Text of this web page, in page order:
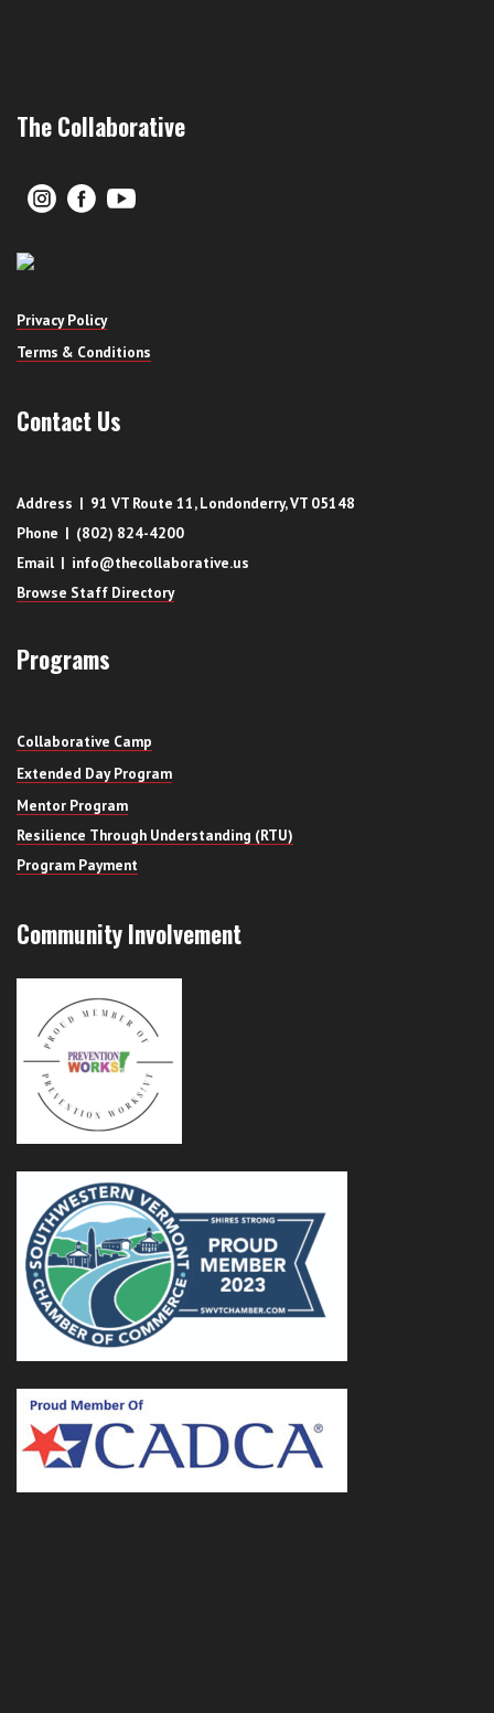
The Collaborative
Privacy Policy
Terms & Conditions
Contact Us
Address | 91 VT Route 11, Londonderry, VT 05148
Phone | (802) 824-4200
Email | info@thecollaborative.us
Browse Staff Directory
Programs
Collaborative Camp
Extended Day Program
Mentor Program
Resilience Through Understanding (RTU)
Program Payment
Community Involvement